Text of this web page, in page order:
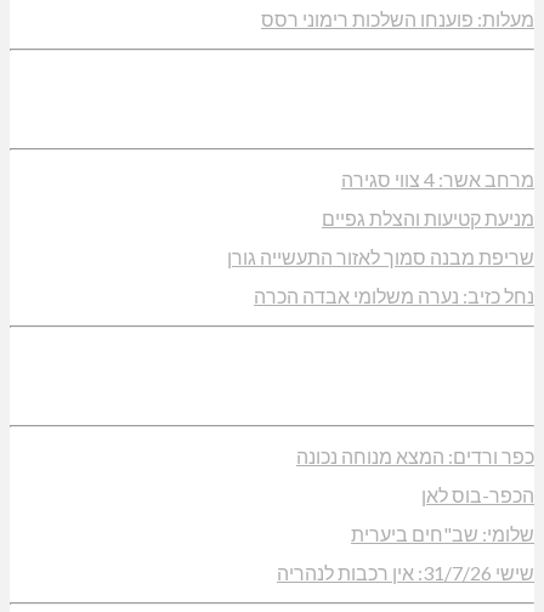
מעלות: פוענחו השלכות רימוני רסס
מרחב אשר: 4 צווי סגירה
מניעת קטיעות והצלת גפיים
שריפת מבנה סמוך לאזור התעשייה גורן
נחל כזיב: נערה משלומי אבדה הכרה
כפר ורדים: המצא מנוחה נכונה
הכפר-בוס לאן
שלומי: שב"חים ביערית
שישי 31/7/26: אין רכבות לנהריה